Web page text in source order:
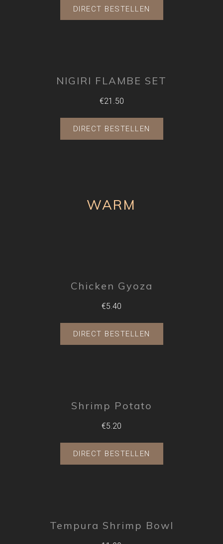
DIRECT BESTELLEN
NIGIRI FLAMBE SET
€21.50
DIRECT BESTELLEN
WARM
Chicken Gyoza
€5.40
DIRECT BESTELLEN
Shrimp Potato
€5.20
DIRECT BESTELLEN
Tempura Shrimp Bowl